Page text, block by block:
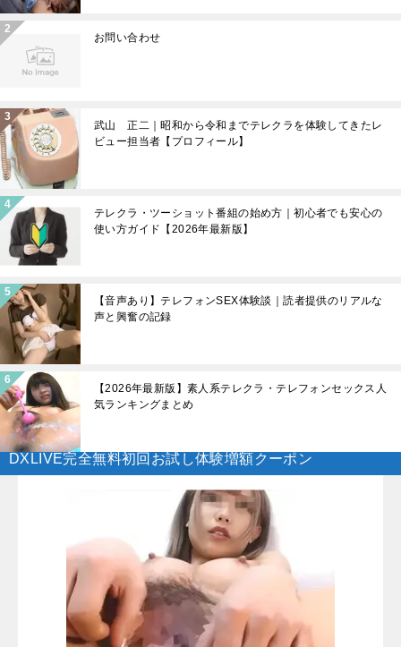
お問い合わせ
武山 正二｜昭和から令和までテレクラを体験してきたレ
ビュー担当者【プロフィール】
テレクラ・ツーショット番組の始め方｜初心者でも安心の
使い方ガイド【2026年最新版】
【音声あり】テレフォンSEX体験談｜読者提供のリアルな
声と興奮の記録
【2026年最新版】素人系テレクラ・テレフォンセックス人
気ランキングまとめ
DXLIVE完全無料初回お試し体験増額クーポン